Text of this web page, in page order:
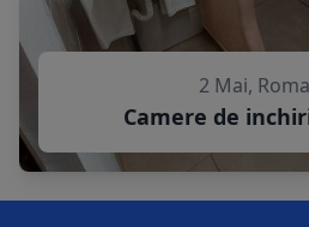
2 Mai,
Camere de